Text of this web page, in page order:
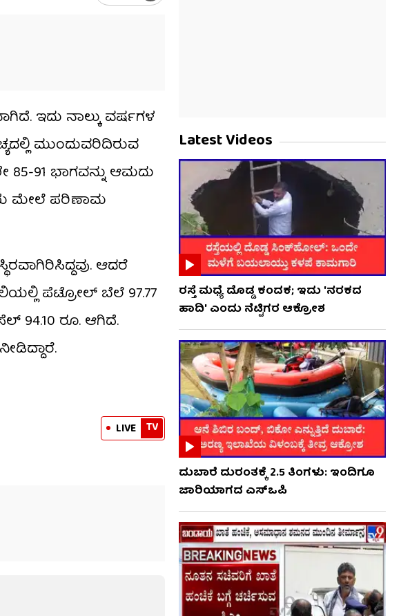
ಇದು ನಾಲ್ಕು ವರ್ಷಗಳ
ಮುಂದುವರಿದಿರುವ
85-91 ಭಾಗವನ್ನು ಆಮದು
ಮೇಲೆ ಪರಿಣಾಮ
ಆದರೆ
ಪೆಟ್ರೋಲ್ ಬೆಲೆ 97.77
94.10 ರೂ. ಆಗಿದೆ.
LIVE TV
Latest Videos
ರಸ್ತೆ ಮಧ್ಯೆ ದೊಡ್ಡ ಕಂದಕ; ಇದು 'ನರಕದ
ಹಾದಿ' ಎಂದು ನೆಟ್ಟಿಗರ ಆಕ್ರೋಶ
ದುಬಾರೆ ದುರಂತಕ್ಕೆ 2.5 ತಿಂಗಳು: ಇಂದಿಗೂ
ಜಾರಿಯಾಗದ ಎಸ್‌ಒಪಿ